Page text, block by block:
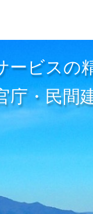
ービスの
庁・民間